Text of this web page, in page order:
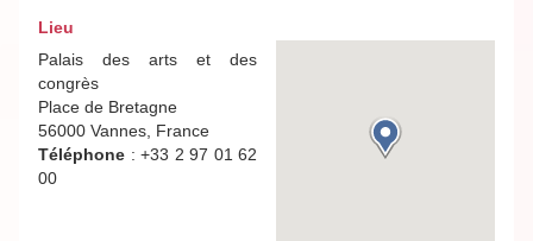
Lieu
Palais des arts et des
congrès
Place de Bretagne
56000 Vannes, France
Téléphone : +33 2 97 01 62
00